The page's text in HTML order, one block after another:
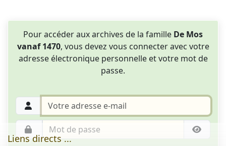
Pour accéder aux archives de la famille De Mos
vanaf 1470, vous devez vous connecter avec votre
adresse électronique personnelle et votre mot de
passe.
Liens directs ...